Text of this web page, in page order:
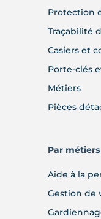
Protection
Traçabilité
Casiers et
Porte-clés
Métiers
Pièces
Par métiers
Aide à la
Gestion de